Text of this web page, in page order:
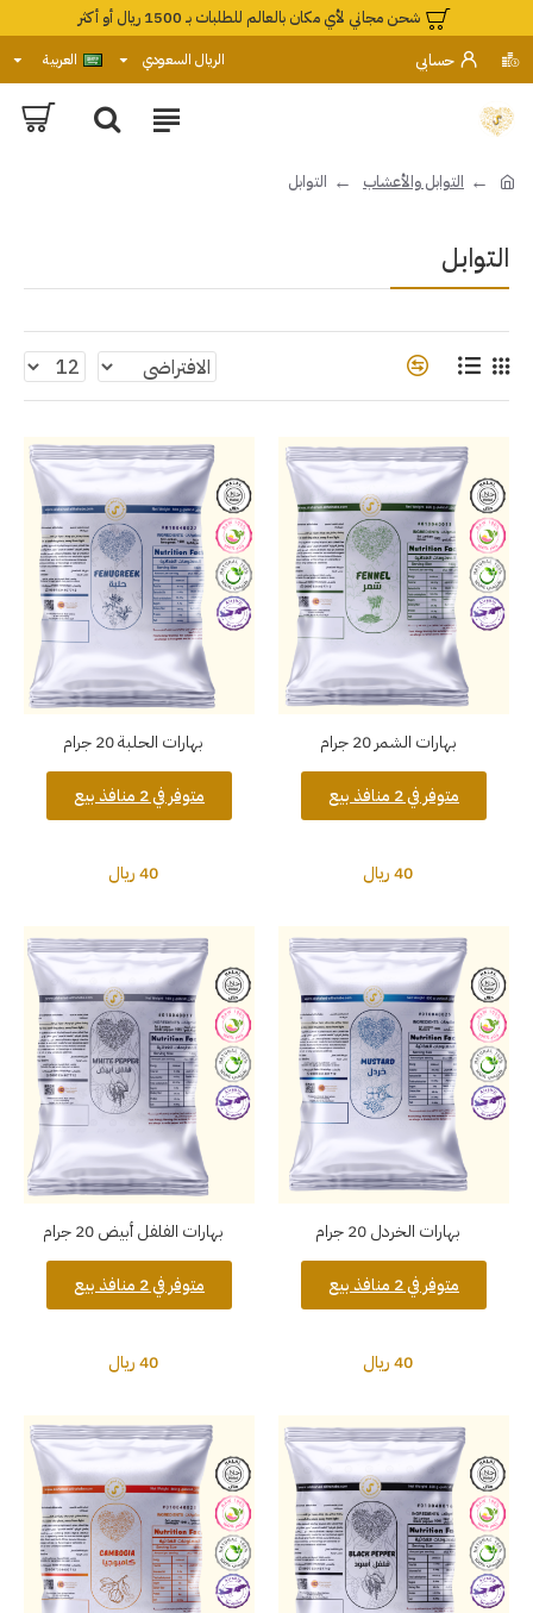
شحن مجاني لأي مكان بالعالم للطلبات بـ 1500 ريال أو أكثر
حسابي
الريال السعودي العربية
التوابل والأعشاب التوابل
التوابل
بهارات الشمر 20 جرام
متوفر في 2 منافذ بيع
40 ريال
بهارات الحلبة 20 جرام
متوفر في 2 منافذ بيع
40 ريال
بهارات الخردل 20 جرام
متوفر في 2 منافذ بيع
40 ريال
بهارات الفلفل أبيض 20 جرام
متوفر في 2 منافذ بيع
40 ريال